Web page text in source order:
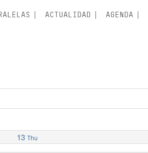
ACTUALIDAD AGENDA
13 Thu